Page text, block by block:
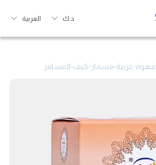
د.ك العربية
قهوة-عربية-مسمار-كيف-المسافر